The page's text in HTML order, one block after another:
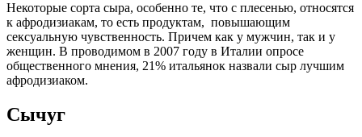
Некоторые сорта сыра, особенно те, что с плесенью, относятся
к афродизиакам, то есть продуктам, повышающим
сексуальную чувственность. Причем как у мужчин, так и у
женщин. В проводимом в 2007 году в Италии опросе
общественного мнения, 21% итальянок назвали сыр лучшим
афродизиаком.
Сычуг